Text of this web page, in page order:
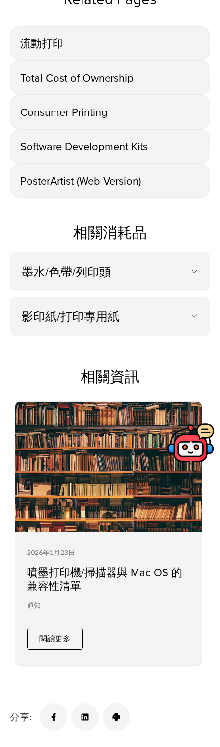
流動打印
Total Cost of Ownership
Consumer Printing
Software Development Kits
PosterArtist (Web Version)
相關消耗品
墨水/色帶/列印頭
影印紙/打印專用紙
相關資訊
2026年1月23日
噴墨打印機/掃描器與 Mac OS 的
兼容性清單
通知
閱讀更多
分享: